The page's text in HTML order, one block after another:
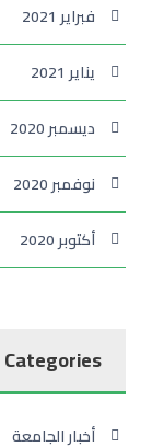
فبراير 2021
يناير 2021
ديسمبر 2020
نوفمبر 2020
أكتوبر 2020
Categories
أخبار الجامعة